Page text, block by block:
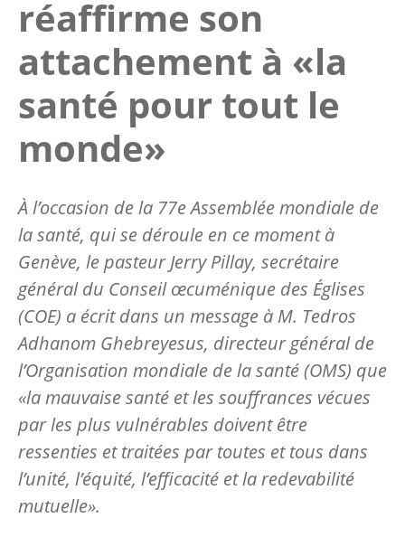
réaffirme son
attachement à «la
santé pour tout le
monde»
À l’occasion de la 77e Assemblée mondiale de
la santé, qui se déroule en ce moment à
Genève, le pasteur Jerry Pillay, secrétaire
général du Conseil œcuménique des Églises
(COE) a écrit dans un message à M. Tedros
Adhanom Ghebreyesus, directeur général de
l’Organisation mondiale de la santé (OMS) que
«la mauvaise santé et les souffrances vécues
par les plus vulnérables doivent être
ressenties et traitées par toutes et tous dans
l’unité, l’équité, l’efficacité et la redevabilité
mutuelle».